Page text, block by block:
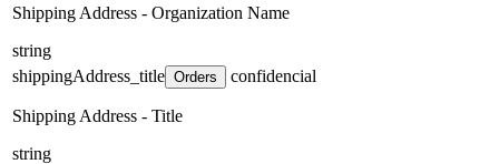
Shipping Address - Organization Name
string
shippingAddress_title Orders confidencial
Shipping Address - Title
string